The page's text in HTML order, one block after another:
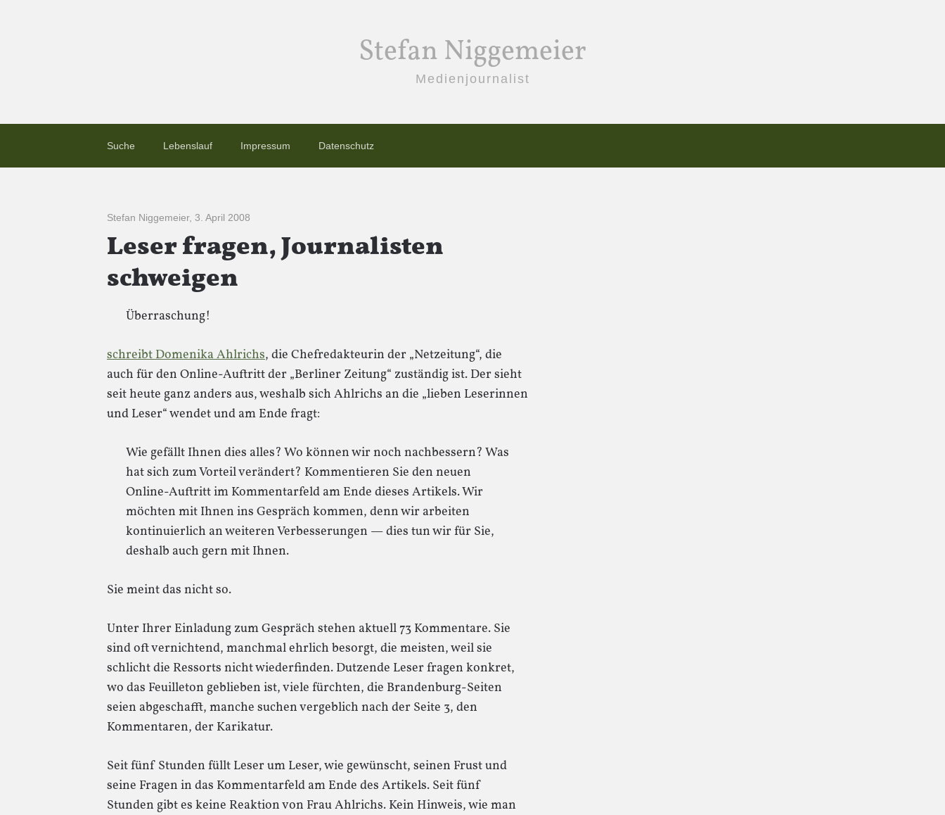
Stefan Niggemeier
Medienjournalist
Suche Lebenslauf Impressum Datenschutz
Stefan Niggemeier, 3. April 2008
Leser fragen, Journalisten
schweigen
Überraschung!
schreibt Domenika Ahlrichs, die Chefredakteurin der „Netzeitung“, die
auch für den Online-Auftritt der „Berliner Zeitung“ zuständig ist. Der sieht
seit heute ganz anders aus, weshalb sich Ahlrichs an die „lieben Leserinnen
und Leser“ wendet und am Ende fragt:
Wie gefällt Ihnen dies alles? Wo können wir noch nachbessern? Was
hat sich zum Vorteil verändert? Kommentieren Sie den neuen
Online-Auftritt im Kommentarfeld am Ende dieses Artikels. Wir
möchten mit Ihnen ins Gespräch kommen, denn wir arbeiten
kontinuierlich an weiteren Verbesserungen — dies tun wir für Sie,
deshalb auch gern mit Ihnen.
Sie meint das nicht so.
Unter Ihrer Einladung zum Gespräch stehen aktuell 73 Kommentare. Sie
sind oft vernichtend, manchmal ehrlich besorgt, die meisten, weil sie
schlicht die Ressorts nicht wiederfinden. Dutzende Leser fragen konkret,
wo das Feuilleton geblieben ist, viele fürchten, die Brandenburg-Seiten
seien abgeschafft, manche suchen vergeblich nach der Seite 3, den
Kommentaren, der Karikatur.
Seit fünf Stunden füllt Leser um Leser, wie gewünscht, seinen Frust und
seine Fragen in das Kommentarfeld am Ende des Artikels. Seit fünf
Stunden gibt es keine Reaktion von Frau Ahlrichs. Kein Hinweis, wie man